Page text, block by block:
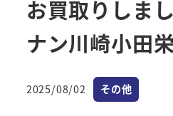
お買取りしま
ナン川崎小田
投稿日
2025/08/02 カテゴリー
その他